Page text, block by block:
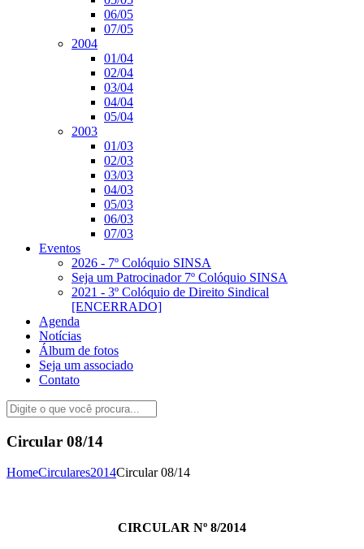
06/05
07/05
2004
01/04
02/04
03/04
04/04
05/04
2003
01/03
02/03
03/03
04/03
05/03
06/03
07/03
Eventos
2026 - 7º Colóquio SINSA
Seja um Patrocinador 7º Colóquio SINSA
2021 - 3º Colóquio de Direito Sindical
[ENCERRADO]
Agenda
Notícias
Álbum de fotos
Seja um associado
Contato
Circular 08/14
HomeCirculares2014Circular 08/14
CIRCULAR Nº 8/2014